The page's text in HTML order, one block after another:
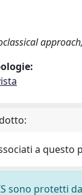
a questo
sono protetti